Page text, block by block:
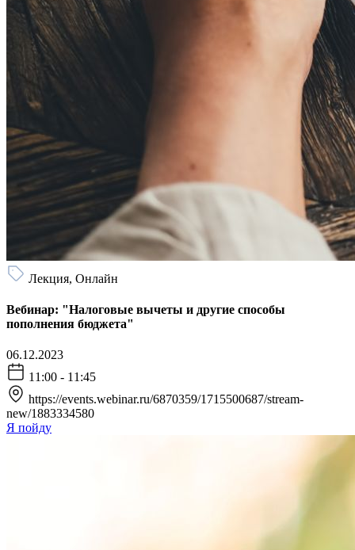
Лекция, Онлайн
Вебинар: "Налоговые вычеты и другие способы
пополнения бюджета"
06.12.2023
11:00 - 11:45
https://events.webinar.ru/6870359/1715500687/stream-
new/1883334580
Я пойду